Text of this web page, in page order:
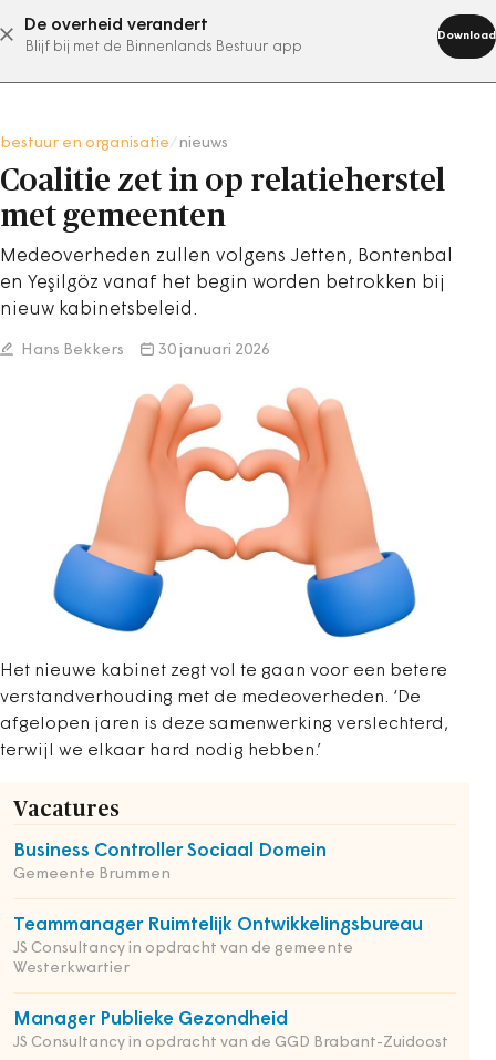
De overheid verandert
Blijf bij met de Binnenlands Bestuur app
Download
abonneer nu
bestuur en organisatie nieuws
Coalitie zet in op relatieherstel
met gemeenten
Medeoverheden zullen volgens Jetten, Bontenbal
en Yeşilgöz vanaf het begin worden betrokken bij
nieuw kabinetsbeleid.
Hans Bekkers 30 januari 2026
Het nieuwe kabinet zegt vol te gaan voor een betere
verstandverhouding met de medeoverheden. ‘De
afgelopen jaren is deze samenwerking verslechterd,
terwijl we elkaar hard nodig hebben.’
Vacatures
Business Controller Sociaal Domein
Gemeente Brummen
Teammanager Ruimtelijk Ontwikkelingsbureau
JS Consultancy in opdracht van de gemeente
Westerkwartier
Manager Publieke Gezondheid
JS Consultancy in opdracht van de GGD Brabant-Zuidoost